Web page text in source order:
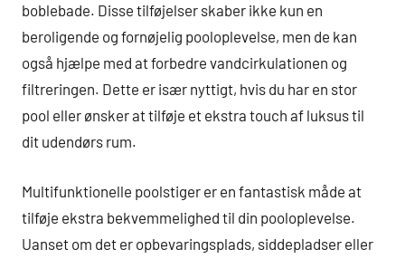
boblebade. Disse tilføjelser skaber ikke kun en
beroligende og fornøjelig pooloplevelse, men de kan
også hjælpe med at forbedre vandcirkulationen og
filtreringen. Dette er især nyttigt, hvis du har en stor
pool eller ønsker at tilføje et ekstra touch af luksus til
dit udendørs rum.
Multifunktionelle poolstiger er en fantastisk måde at
tilføje ekstra bekvemmelighed til din pooloplevelse.
Uanset om det er opbevaringsplads, siddepladser eller